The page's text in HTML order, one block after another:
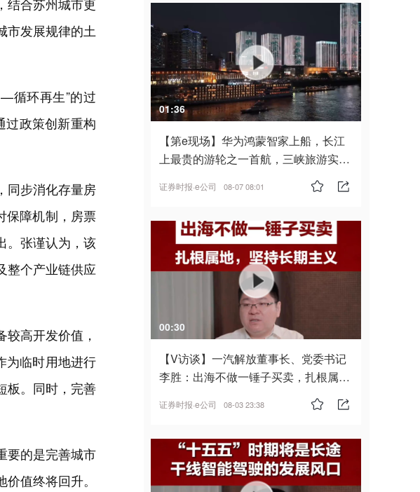
市发展规律的土
循环再生”的过
过政策创新重构
同步消化存量房
保障机制，房票
。张谨认为，该
整个产业链供应
高开发价值，
为临时用地进行
板。同时，完善
要的是完善城市
值终将回升。
01:36
【第e现场】华为鸿蒙智家上船，长江
上最贵的游轮之一首航，三峡旅游实
证券时报·e公司 08-07 08:01
00:30
【V访谈】一汽解放董事长、党委书记
李胜：出海不做一锤子买卖，扎根属
证券时报·e公司 08-03 23:38